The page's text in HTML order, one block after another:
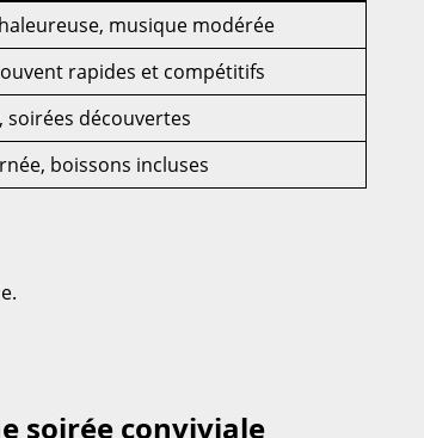
musique modérée
rapides et compétitifs
découvertes
boissons incluses
soirée conviviale